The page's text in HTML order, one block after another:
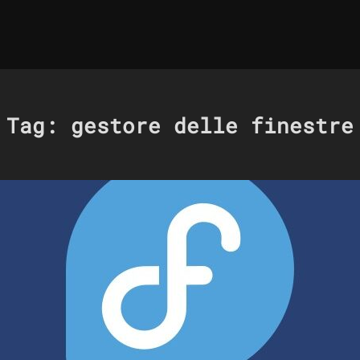
Tag: gestore delle finestre